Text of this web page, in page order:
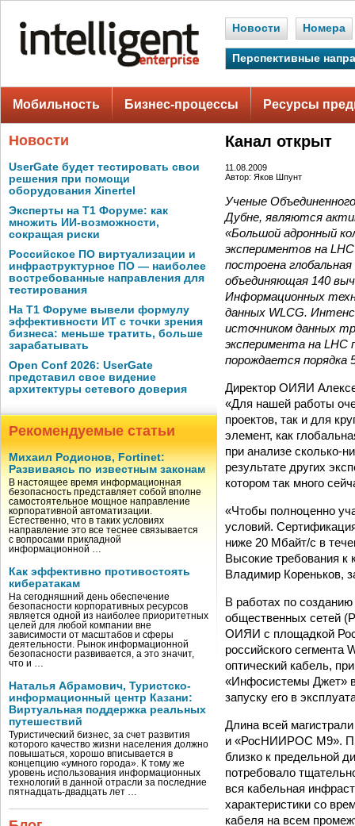
Новости Номера
Перспективные
Мобильность Бизнес-процессы Ресурсы
Новости
UserGate будет тестировать свои
решения при помощи
оборудования Xinertel
Эксперты на Т1 Форуме: как
множить ИИ-возможности,
сокращая риски
Российское ПО виртуализации и
инфраструктурное ПО — наиболее
востребованные направления для
тестирования
На Т1 Форуме вывели формулу
эффективности ИТ с точки зрения
бизнеса: меньше тратить, больше
зарабатывать
Open Conf 2026: UserGate
представил свое видение
архитектуры сетевого доверия
Рекомендуемые статьи
Михаил Родионов, Fortinet:
Развиваясь по известным законам
В настоящее время информационная
безопасность представляет собой вполне
самостоятельное мощное направление
корпоративной автоматизации.
Естественно, что в таких условиях
направление это все теснее связывается
с вопросами прикладной
информационной …
Как эффективно противостоять
кибератакам
На сегодняшний день обеспечение
безопасности корпоративных ресурсов
является одной из наиболее приоритетных
целей для любой компании вне
зависимости от масштабов и сферы
деятельности. Рынок информационной
безопасности развивается, а это значит,
что и …
Наталья Абрамович, Туристско-
информационный центр Казани:
Виртуальная поддержка реальных
путешествий
Туристический бизнес, за счет развития
которого качество жизни населения должно
повышаться, хорошо вписывается в
концепцию «умного города». К тому же
уровень использования информационных
технологий в данной отрасли за последние
пятнадцать-двадцать лет …
Канал открыт
11.08.2009
Автор: Яков Шпунт
Ученые
Дубне, являются
«Большой адронный
экспериментов на
построена
объединяющая 140
Информационных
данных WLCG.
источником данных
эксперимента на LHC
порождается порядка
Директор ОИЯИ
«Для нашей работы
проектов, так и для
элемент, как
при анализе сколько-
результате других
котором так много
«Чтобы полноценно
условий.
ниже 20 Мбайт/с в
Высокие требования к
Владимир Кореньков,
В работах по
общественных сетей
ОИЯИ с площадкой
российского
оптический кабель,
«Инфосистемы Джет»
запуску его в
Длина всей
и «РосНИИРОС М9».
близко к предельной
потребовало
вся кабельная
характеристики со
кабеля на всем